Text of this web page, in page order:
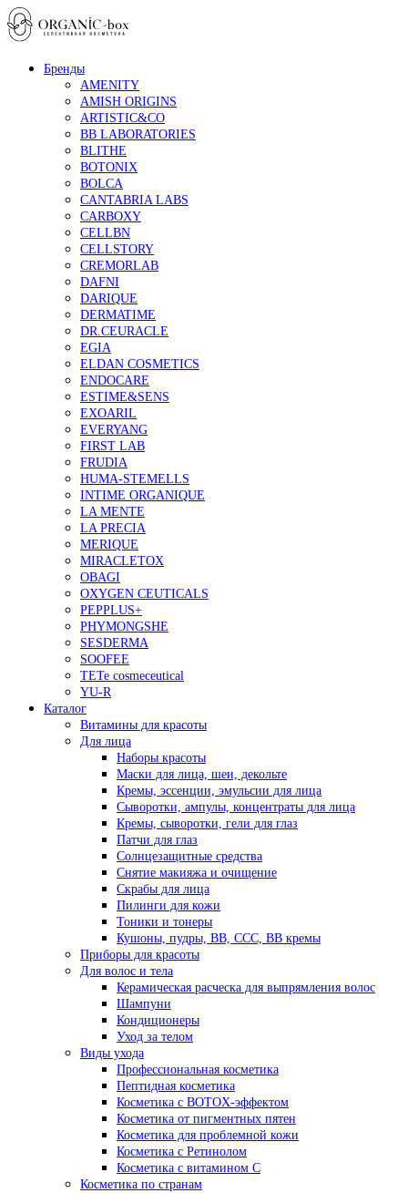
Бренды
AMENITY
AMISH ORIGINS
ARTISTIC&CO
BB LABORATORIES
BLITHE
BOTONIX
BOLCA
CANTABRIA LABS
CARBOXY
CELLBN
CELLSTORY
CREMORLAB
DAFNI
DARIQUE
DERMATIME
DR.CEURACLE
EGIA
ELDAN COSMETICS
ENDOCARE
ESTIME&SENS
EXOARIL
EVERYANG
FIRST LAB
FRUDIA
HUMA-STEMELLS
INTIME ORGANIQUE
LA MENTE
LA PRECIA
MERIQUE
MIRACLETOX
OBAGI
OXYGEN CEUTICALS
PEPPLUS+
PHYMONGSHE
SESDERMA
SOOFEE
TETe cosmeceutical
YU-R
Каталог
Витамины для красоты
Для лица
Наборы красоты
Маски для лица, шеи, декольте
Кремы, эссенции, эмульсии для лица
Сыворотки, ампулы, концентраты для лица
Кремы, сыворотки, гели для глаз
Патчи для глаз
Солнцезащитные средства
Снятие макияжа и очищение
Скрабы для лица
Пилинги для кожи
Тоники и тонеры
Кушоны, пудры, ВВ, ССС, ВВ кремы
Приборы для красоты
Для волос и тела
Керамическая расческа для выпрямления волос
Шампуни
Кондиционеры
Уход за телом
Виды ухода
Профессиональная косметика
Пептидная косметика
Косметика с BOTOX-эффектом
Косметика от пигментных пятен
Косметика для проблемной кожи
Косметика с Ретинолом
Косметика с витамином С
Косметика по странам